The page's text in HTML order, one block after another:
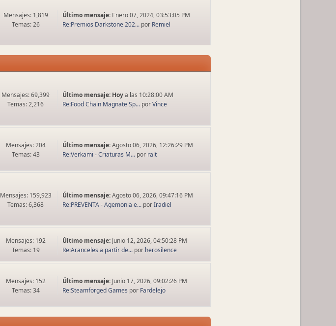
Mensajes: 1,819
Temas: 26
Último mensaje: Enero 07, 2024, 03:53:05 PM
Re:Premios Darkstone 202... por Remiel
Mensajes: 69,399
Temas: 2,216
Último mensaje: Hoya las 10:28:00 AM
Re:Food Chain Magnate Sp... porVince
Mensajes: 204
Temas: 43
Último mensaje:Agosto 06, 2026, 12:26:29 PM
Re:Verkami - Criaturas M... por ralt
Mensajes: 159,923
Temas: 6,368
Último mensaje:Agosto 06, 2026, 09:47:16 PM
Re:PREVENTA - Agemonia e... porIradiel
Mensajes: 192
Temas: 19
Último mensaje: Junio 12, 2026, 04:50:28 PM
Re:Aranceles a partir de... por herosilence
Mensajes: 152
Temas: 34
Último mensaje: Junio 17, 2026, 09:02:26 PM
Re:Steamforged Games por Fardelejo